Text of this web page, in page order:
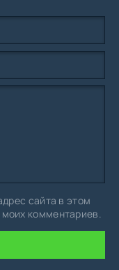
сайта в этом
комментариев.